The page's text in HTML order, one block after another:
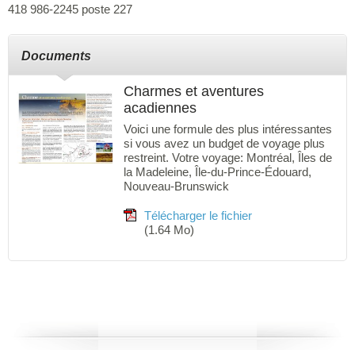
418 986-2245 poste 227
Documents
Charmes et aventures
acadiennes
Voici une formule des plus intéressantes
si vous avez un budget de voyage plus
restreint. Votre voyage: Montréal, Îles de
la Madeleine, Île-du-Prince-Édouard,
Nouveau-Brunswick
Télécharger le fichier
(1.64 Mo)